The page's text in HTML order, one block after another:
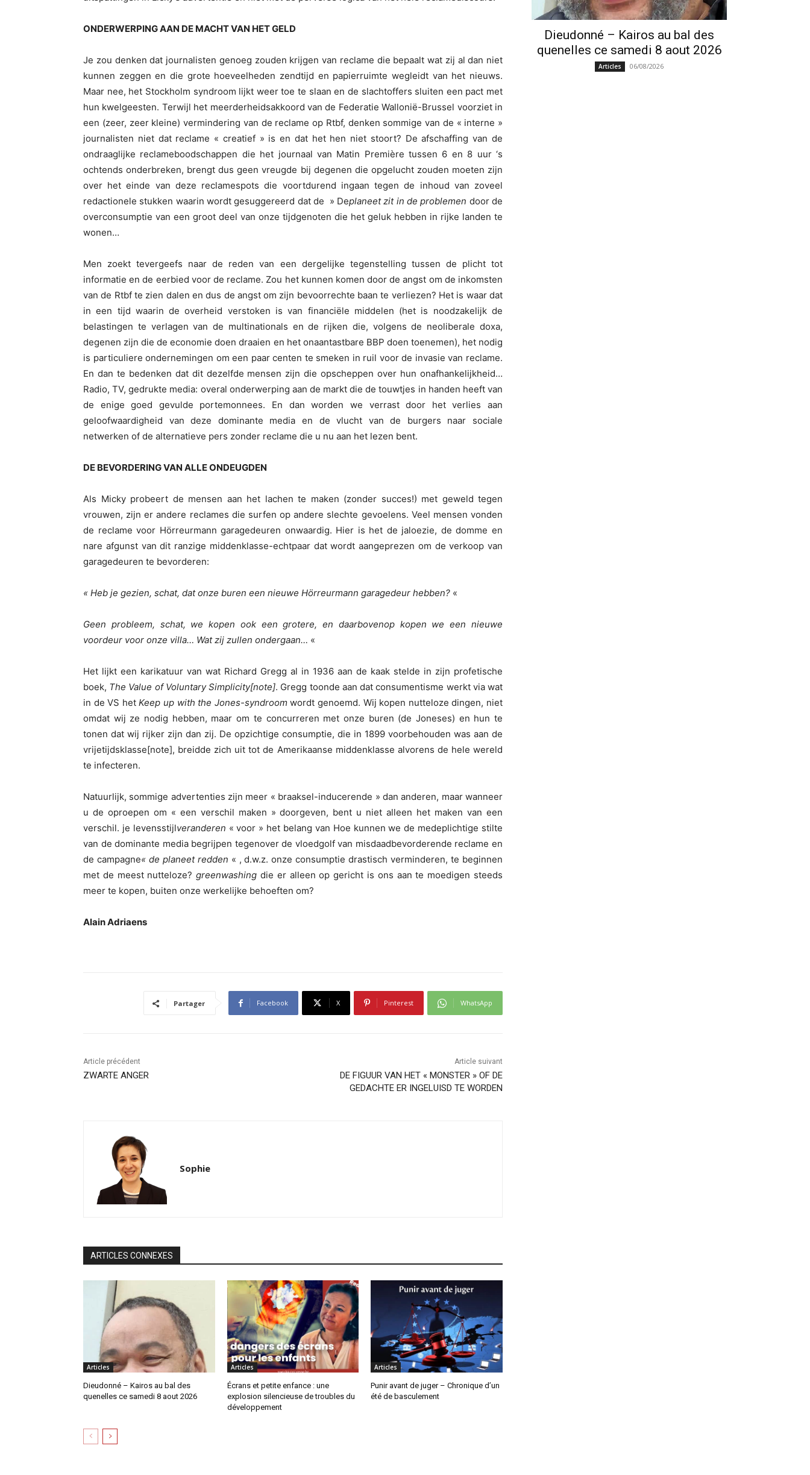
ONDERWERPING AAN DE MACHT VAN HET GELD
Je zou denken dat journalisten genoeg zouden krijgen van reclame die bepaalt wat zij al dan niet
kunnen zeggen en die grote hoeveelheden zendtijd en papierruimte wegleidt van het nieuws.
Maar nee, het Stockholm syndroom lijkt weer toe te slaan en de slachtoffers sluiten een pact met
hun kwelgeesten. Terwijl het meerderheidsakkoord van de Federatie Wallonië-Brussel voorziet in
een (zeer, zeer kleine) vermindering van de reclame op Rtbf, denken sommige van de « interne »
journalisten niet dat reclame « creatief » is en dat het hen niet stoort? De afschaffing van de
ondraaglijke reclameboodschappen die het journaal van Matin Première tussen 6 en 8 uur ‘s
ochtends onderbreken, brengt dus geen vreugde bij degenen die opgelucht zouden moeten zijn
over het einde van deze reclamespots die voortdurend ingaan tegen de inhoud van zoveel
redactionele stukken waarin wordt gesuggereerd dat de » Deplaneet zit in de problemen door de
overconsumptie van een groot deel van onze tijdgenoten die het geluk hebben in rijke landen te
wonen…
Men zoekt tevergeefs naar de reden van een dergelijke tegenstelling tussen de plicht tot
informatie en de eerbied voor de reclame. Zou het kunnen komen door de angst om de inkomsten
van de Rtbf te zien dalen en dus de angst om zijn bevoorrechte baan te verliezen? Het is waar dat
in een tijd waarin de overheid verstoken is van financiële middelen (het is noodzakelijk de
belastingen te verlagen van de multinationals en de rijken die, volgens de neoliberale doxa,
degenen zijn die de economie doen draaien en het onaantastbare BBP doen toenemen), het nodig
is particuliere ondernemingen om een paar centen te smeken in ruil voor de invasie van reclame.
En dan te bedenken dat dit dezelfde mensen zijn die opscheppen over hun onafhankelijkheid…
Radio, TV, gedrukte media: overal onderwerping aan de markt die de touwtjes in handen heeft van
de enige goed gevulde portemonnees. En dan worden we verrast door het verlies aan
geloofwaardigheid van deze dominante media en de vlucht van de burgers naar sociale
netwerken of de alternatieve pers zonder reclame die u nu aan het lezen bent.
DE BEVORDERING VAN ALLE ONDEUGDEN
Als Micky probeert de mensen aan het lachen te maken (zonder succes!) met geweld tegen
vrouwen, zijn er andere reclames die surfen op andere slechte gevoelens. Veel mensen vonden
de reclame voor Hörreurmann garagedeuren onwaardig. Hier is het de jaloezie, de domme en
nare afgunst van dit ranzige middenklasse-echtpaar dat wordt aangeprezen om de verkoop van
garagedeuren te bevorderen:
« Heb je gezien, schat, dat onze buren een nieuwe Hörreurmann garagedeur hebben? «
Geen probleem, schat, we kopen ook een grotere, en daarbovenop kopen we een nieuwe
voordeur voor onze villa… Wat zij zullen ondergaan… «
Het lijkt een karikatuur van wat Richard Gregg al in 1936 aan de kaak stelde in zijn profetische
boek, The Value of Voluntary Simplicity[note]. Gregg toonde aan dat consumentisme werkt via wat
in de VS hetKeep up with the Jones-syndroomwordt genoemd. Wij kopen nutteloze dingen, niet
omdat wij ze nodig hebben, maar om te concurreren met onze buren (de Joneses) en hun te
tonen dat wij rijker zijn dan zij. De opzichtige consumptie, die in 1899 voorbehouden was aan de
vrijetijdsklasse[note], breidde zich uit tot de Amerikaanse middenklasse alvorens de hele wereld
te infecteren.
Natuurlijk, sommige advertenties zijn meer « braaksel-inducerende » dan anderen, maar wanneer
u de oproepen om « een verschil maken » doorgeven, bent u niet alleen het maken van een
verschil. je levensstijlveranderen « voor » het belang van Hoe kunnen we de medeplichtige stilte
van de dominante media begrijpen tegenover de vloedgolf van misdaadbevorderende reclame en
de campagne« de planeet redden « , d.w.z. onze consumptie drastisch verminderen, te beginnen
met de meest nutteloze?greenwashingdie er alleen op gericht is ons aan te moedigen steeds
meer te kopen, buiten onze werkelijke behoeften om?
Alain Adriaens
Partager Facebook X Pinterest WhatsApp
Article précédent
ZWARTE ANGER
Article suivant
DE FIGUUR VAN HET « MONSTER » OF DE
GEDACHTE ER INGELUISD TE WORDEN
Sophie
ARTICLES CONNEXES
Articles
Dieudonné – Kairos au bal des
quenelles ce samedi 8 aout 2026
Articles
Écrans et petite enfance : une
explosion silencieuse de troubles du
développement
Articles
Punir avant de juger – Chronique d’un
été de basculement
Dieudonné – Kairos au bal des
quenelles ce samedi 8 aout 2026
Articles 06/08/2026